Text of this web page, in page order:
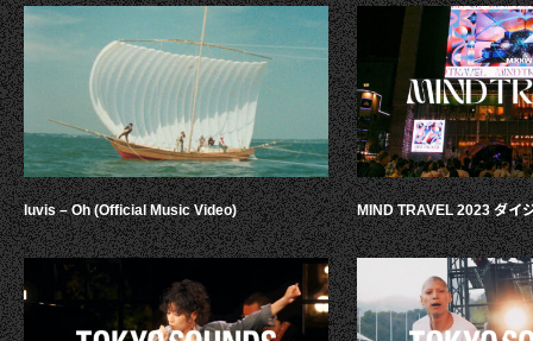
luvis – Oh (Official Music Video) MIND TRAVEL 2023 ダイ